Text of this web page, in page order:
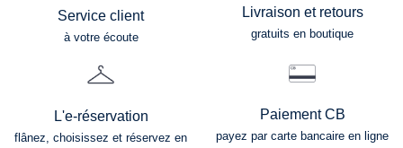
Service client
à votre écoute
Livraison et retours
gratuits en boutique
L'e-réservation
flânez, choisissez et réservez en
Paiement CB
payez par carte bancaire en ligne